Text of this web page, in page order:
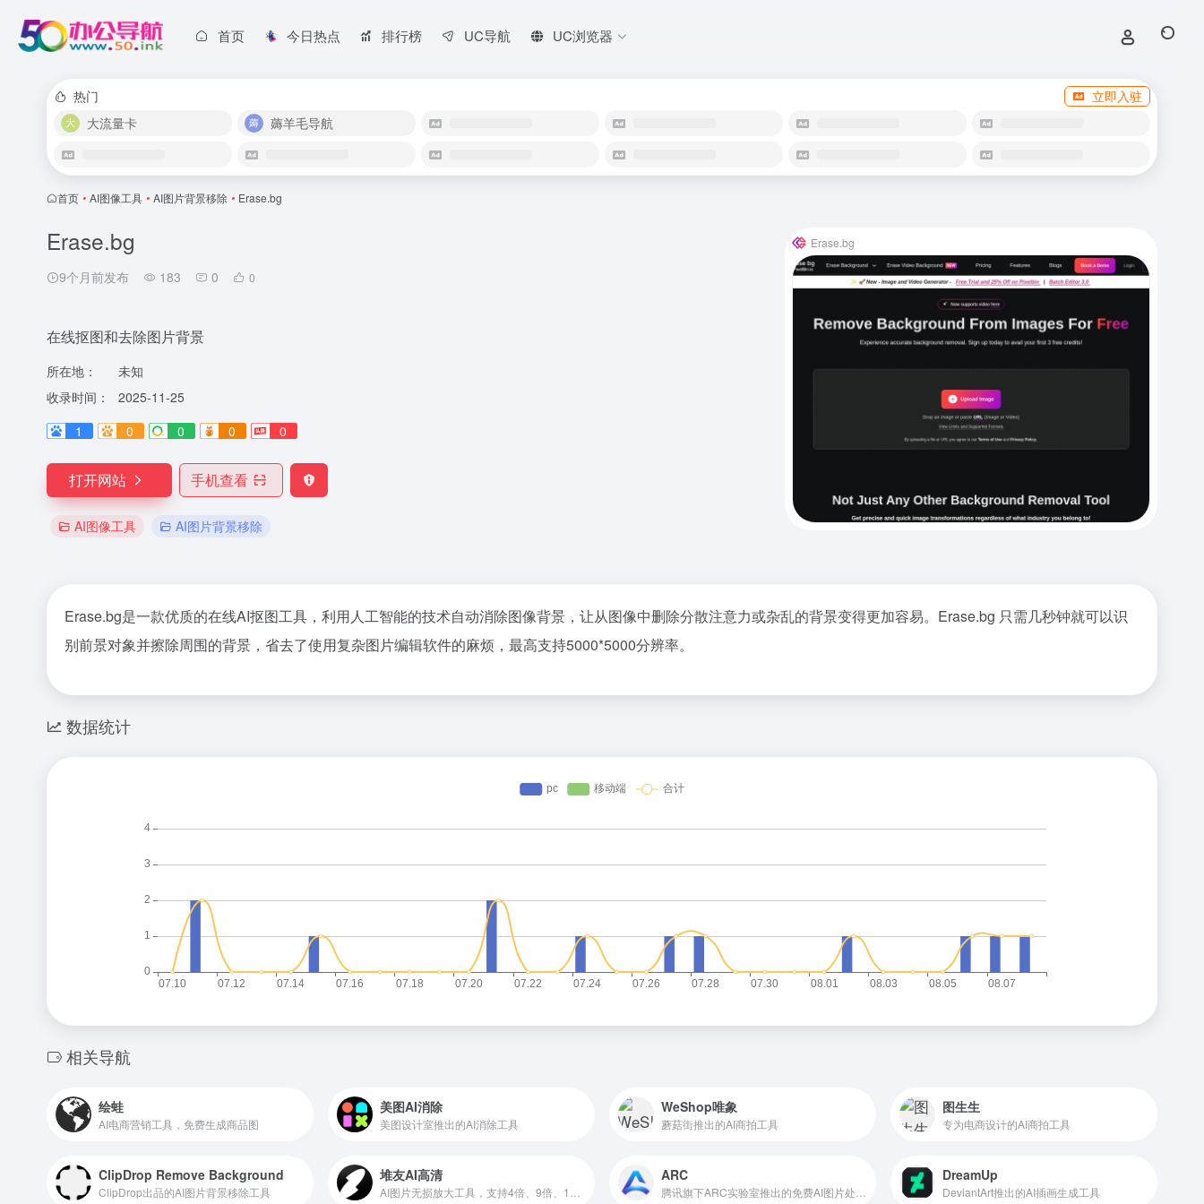
首页 今日热点 排行榜 UC导航 UC浏览器
热门
立即入驻
大流量卡
薅羊毛导航
首页 • AI图像工具 • AI图片背景移除 • Erase.bg
Erase.bg
9个月前发布 183 0 0
在线抠图和去除图片背景
所在地：
未知
收录时间：
2025-11-25
1
0 0 0 0
打开网站 手机查看
AI图像工具 AI图片背景移除
Erase.bg
Erase.bg是一款优质的在线AI抠图工具，利用人工智能的技术自动消除图像背景，让从图像中删除分散注意力或杂乱的背景变得更加容易。Erase.bg 只需几秒钟就可以识
别前景对象并擦除周围的背景，省去了使用复杂图片编辑软件的麻烦，最高支持5000*5000分辨率。
数据统计
相关导航
绘蛙
AI电商营销工具，免费生成商品图
美图AI消除
美图设计室推出的AI消除工具
WeShop唯象
蘑菇街推出的AI商拍工具
图生生
专为电商设计的AI商拍工具
ClipDrop Remove Background
ClipDrop出品的AI图片背景移除工具
堆友AI高清 ARC DreamUp
DeviantArt推出的AI插画生成工具